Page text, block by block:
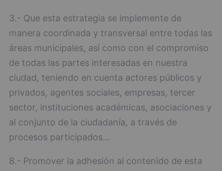
3.- Que esta estrategia se implemente de
manera coordinada y transversal entre todas las
áreas municipales, así como con el compromiso
de todas las partes interesadas en nuestra
ciudad, teniendo en cuenta actores públicos y
privados, agentes sociales, empresas, tercer
sector, instituciones académicas, asociaciones y
al conjunto de la ciudadanía, a través de
procesos participados...
8.- Promover la adhesión al contenido de esta